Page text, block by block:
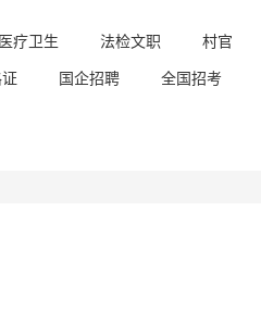
医疗卫生 法检文职 村官
国企招聘 全国招考